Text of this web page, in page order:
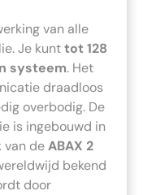
van alle
Je kunttot 128
systeem. Het
draadloos
overbodig. De
is ingebouwd in
van deABAX 2
bekend
door